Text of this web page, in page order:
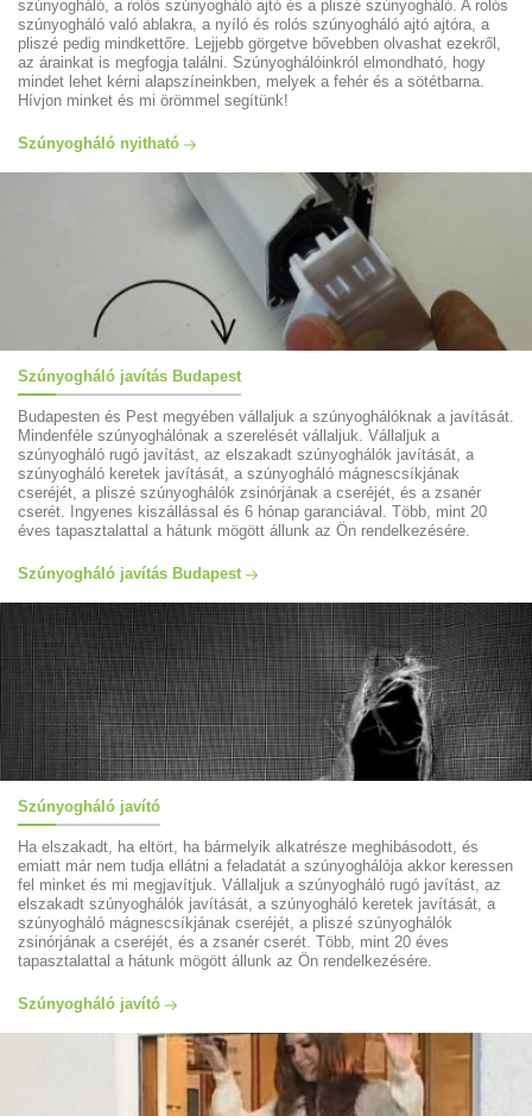
szúnyogháló, a rolós szúnyogháló ajtó és a pliszé szúnyogháló. A rolós
szúnyogháló való ablakra, a nyíló és rolós szúnyogháló ajtó ajtóra, a
pliszé pedig mindkettőre. Lejjebb görgetve bővebben olvashat ezekről,
az árainkat is megfogja találni. Szúnyoghálóinkról elmondható, hogy
mindet lehet kérni alapszíneinkben, melyek a fehér és a sötétbarna.
Hívjon minket és mi örömmel segítünk!
Szúnyogháló nyitható
Szúnyogháló javítás Budapest
Budapesten és Pest megyében vállaljuk a szúnyoghálóknak a javítását.
Mindenféle szúnyoghálónak a szerelését vállaljuk. Vállaljuk a
szúnyogháló rugó javítást, az elszakadt szúnyoghálók javítását, a
szúnyogháló keretek javítását, a szúnyogháló mágnescsíkjának
cseréjét, a pliszé szúnyoghálók zsinórjának a cseréjét, és a zsanér
cserét. Ingyenes kiszállással és 6 hónap garanciával. Több, mint 20
éves tapasztalattal a hátunk mögött állunk az Ön rendelkezésére.
Szúnyogháló javítás Budapest
Szúnyogháló javító
Ha elszakadt, ha eltört, ha bármelyik alkatrésze meghibásodott, és
emiatt már nem tudja ellátni a feladatát a szúnyoghálója akkor keressen
fel minket és mi megjavítjuk. Vállaljuk a szúnyogháló rugó javítást, az
elszakadt szúnyoghálók javítását, a szúnyogháló keretek javítását, a
szúnyogháló mágnescsíkjának cseréjét, a pliszé szúnyoghálók
zsinórjának a cseréjét, és a zsanér cserét. Több, mint 20 éves
tapasztalattal a hátunk mögött állunk az Ön rendelkezésére.
Szúnyogháló javító